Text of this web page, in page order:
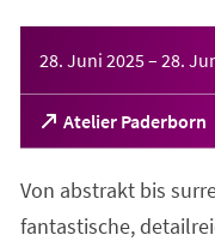
28. Juni 2025– 28.
Atelier Paderborn
(Öffnet
in
neuen
Tab)
Von abstrakt bis
fantastische,